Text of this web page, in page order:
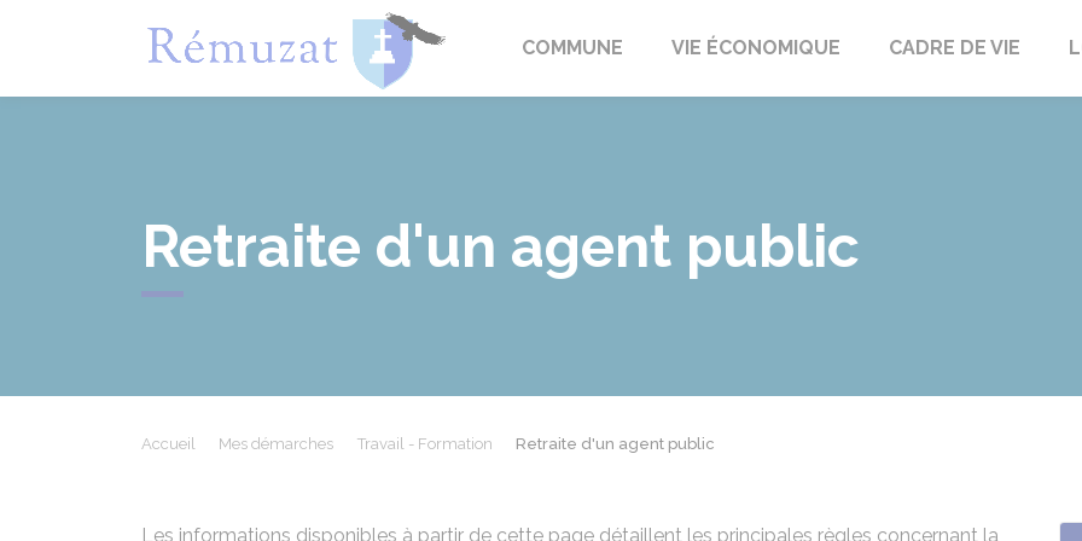
RémuzatCOMMUNE VIE ÉCONOMIQUE CADRE DE VIE
Retraite d'un agent public
Accueil Mes démarches Travail - Formation Retraite d'un agent public
Les informations disponibles à partir de cette page détaillent les principales règles concernant la